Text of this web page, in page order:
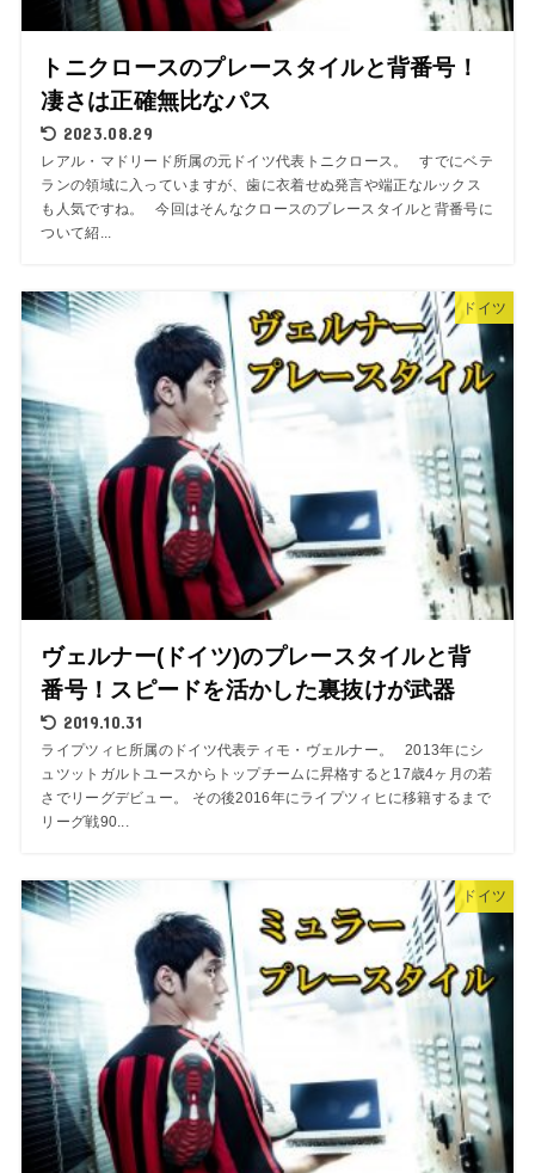
トニクロースのプレースタイルと背番号！
凄さは正確無比なパス
2023.08.29
レアル・マドリード所属の元ドイツ代表トニクロース。 すでにベテ
ランの領域に入っていますが、歯に衣着せぬ発言や端正なルックス
も人気ですね。 今回はそんなクロースのプレースタイルと背番号に
ついて紹...
ドイツ
ヴェルナー(ドイツ)のプレースタイルと背
番号！スピードを活かした裏抜けが武器
2019.10.31
ライプツィヒ所属のドイツ代表ティモ・ヴェルナー。 2013年にシ
ュツットガルトユースからトップチームに昇格すると17歳4ヶ月の若
さでリーグデビュー。 その後2016年にライプツィヒに移籍するまで
リーグ戦90...
ドイツ